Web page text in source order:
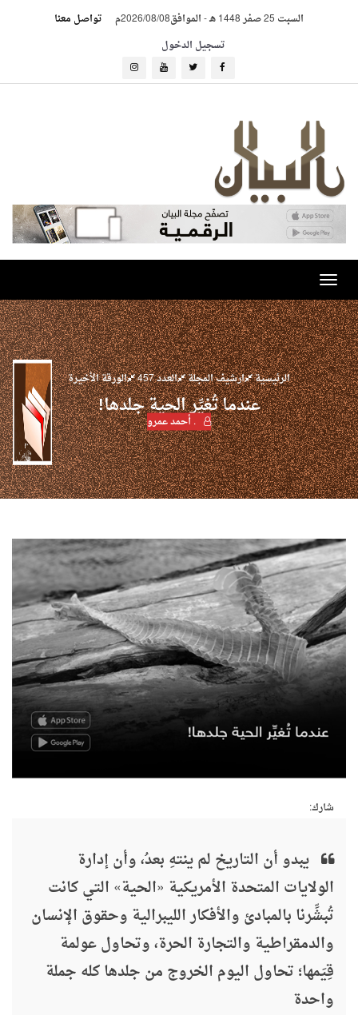
السبت 25 صفر 1448 هـ -الموافق2026/08/08م
تواصل معنا
تسجيل الدخول
Toggle
navigation
الرئيسية ارشيف المجلة العدد 457 الورقة الأخيرة
عندما تُغيِّر الحية جلدها!
. أحمد عمرو
شارك:
يبدو أن التاريخ لم ينتهِ بعدُ، وأن إدارة
الولايات المتحدة الأمريكية «الحية» التي كانت
تُبشِّرنا بالمبادئ والأفكار الليبرالية وحقوق الإنسان
والدمقراطية والتجارة الحرة، وتحاول عولمة
قِيَمها؛ تحاول اليوم الخروج من جلدها كله جملة
واحدة